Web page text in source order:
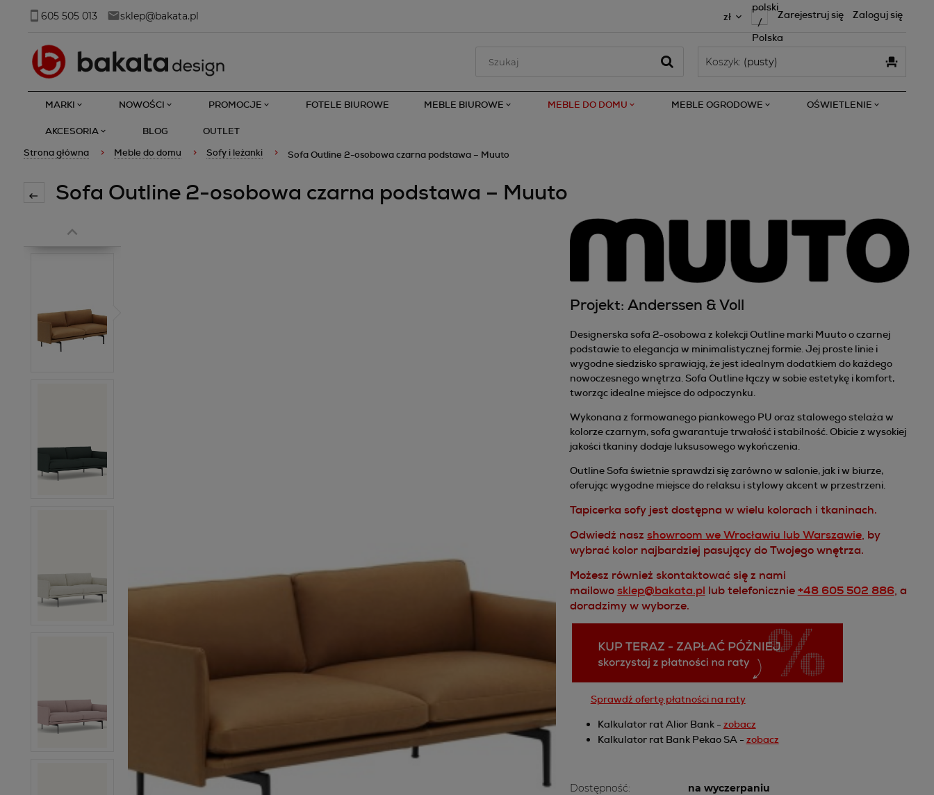
605 505 013 sklep@bakata.pl Zarejestruj się Zaloguj się
Koszyk: (pusty)
MARKI NOWOŚCI PROMOCJE FOTELE BIUROWE MEBLE BIUROWE MEBLE DO DOMU MEBLE OGRODOWE OŚWIETLENIE
AKCESORIA BLOG
OUTLET
Strona główna
Meble do domu Sofy i leżanki Sofa Outline 2-osobowa czarna podstawa – Muuto
Sofa Outline 2-osobowa czarna podstawa – Muuto
Projekt: Anderssen & Voll
Designerska sofa 2-osobowa z kolekcji Outline marki Muuto o czarnej
podstawie to elegancja w minimalistycznej formie. Jej proste linie i
wygodne siedzisko sprawiają, że jest idealnym dodatkiem do każdego
nowoczesnego wnętrza. Sofa Outline łączy w sobie estetykę i komfort,
tworząc idealne miejsce do odpoczynku.
Wykonana z formowanego piankowego PU oraz stalowego stelaża w
kolorze czarnym, sofa gwarantuje trwałość i stabilność. Obicie z wysokiej
jakości tkaniny dodaje luksusowego wykończenia.
Outline Sofa świetnie sprawdzi się zarówno w salonie, jak i w biurze,
oferując wygodne miejsce do relaksu i stylowy akcent w przestrzeni.
Tapicerka sofy jest dostępna w wielu kolorach i tkaninach.
Odwiedź nasz showroom we Wrocławiu lub Warszawie, by
wybrać kolor najbardziej pasujący do Twojego wnętrza.
Możesz również skontaktować się z nami
mailowo sklep@bakata.pl lub telefonicznie+48 605 502 886, a
doradzimy w wyborze.
Sprawdź ofertę płatności na raty
Kalkulator rat Alior Bank - zobacz
Kalkulator rat Bank Pekao SA - zobacz
Dostępność:
na wyczerpaniu